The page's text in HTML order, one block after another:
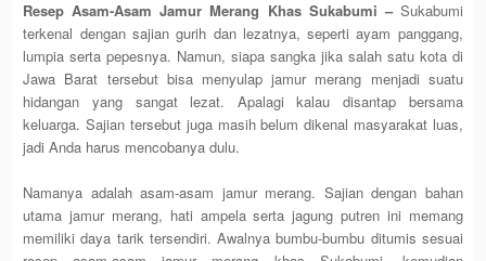
Resep Asam-Asam Jamur Merang Khas Sukabumi –Sukabumi
terkenal dengan sajian gurih dan lezatnya, seperti ayam panggang,
lumpia serta pepesnya. Namun, siapa sangka jika salah satu kota di
Jawa Barat tersebut bisa menyulap jamur merang menjadi suatu
hidangan yang sangat lezat. Apalagi kalau disantap bersama
keluarga. Sajian tersebut juga masih belum dikenal masyarakat luas,
jadi Anda harus mencobanya dulu.
Namanya adalah asam-asam jamur merang. Sajian dengan bahan
utama jamur merang, hati ampela serta jagung putren ini memang
memiliki daya tarik tersendiri. Awalnya bumbu-bumbu ditumis sesuai